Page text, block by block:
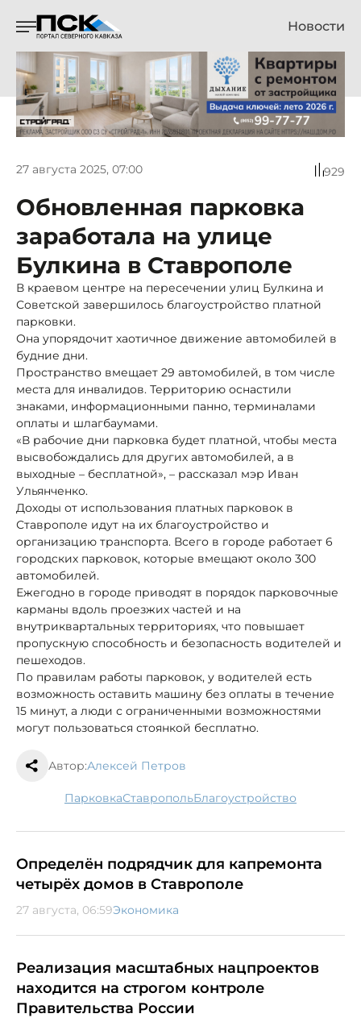
Новости
27 августа 2025, 07:00 929
Обновленная парковка
заработала на улице
Булкина в Ставрополе
В краевом центре на пересечении улиц Булкина и
Советской завершилось благоустройство платной
парковки.
Она упорядочит хаотичное движение автомобилей в
будние дни.
Пространство вмещает 29 автомобилей, в том числе
места для инвалидов. Территорию оснастили
знаками, информационными панно, терминалами
оплаты и шлагбаумами.
«В рабочие дни парковка будет платной, чтобы места
высвобождались для других автомобилей, а в
выходные – бесплатной», – рассказал мэр Иван
Ульянченко.
Доходы от использования платных парковок в
Ставрополе идут на их благоустройство и
организацию транспорта. Всего в городе работает 6
городских парковок, которые вмещают около 300
автомобилей.
Ежегодно в городе приводят в порядок парковочные
карманы вдоль проезжих частей и на
внутриквартальных территориях, что повышает
пропускную способность и безопасность водителей и
пешеходов.
По правилам работы парковок, у водителей есть
возможность оставить машину без оплаты в течение
15 минут, а люди с ограниченными возможностями
могут пользоваться стоянкой бесплатно.
Автор:Алексей Петров
парковка Ставрополь благоустройство
Определён подрядчик для капремонта
четырёх домов в Ставрополе
27 августа, 06:59Экономика
Реализация масштабных нацпроектов
находится на строгом контроле
Правительства России